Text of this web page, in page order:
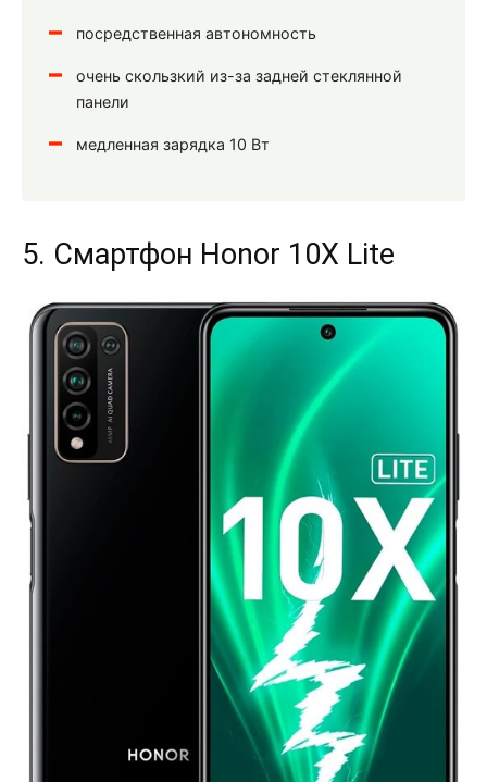
посредственная автономность
очень скользкий из-за задней стеклянной
панели
медленная зарядка 10 Вт
5. Смартфон Honor 10X Lite